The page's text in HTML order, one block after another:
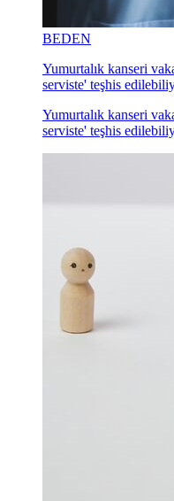
BEDEN
Yumurtalık kanseri
serviste' teşhis
Yumurtalık kanseri
serviste' teşhis